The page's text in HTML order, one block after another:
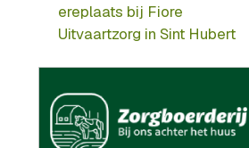
ereplaats bij Fiore
Uitvaartzorg in Sint Hubert